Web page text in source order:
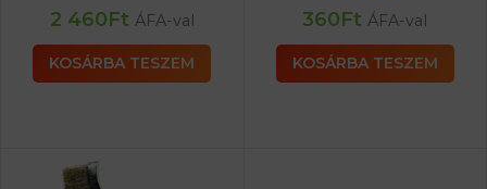
2 460Ft ÁFA-val
KOSÁRBA TESZEM
360Ft ÁFA-val
KOSÁRBA TESZEM